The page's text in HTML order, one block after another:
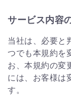
サービス内容
当社は、必要と
つでも本規約を
お、本規約の変
には、お客様は
す。